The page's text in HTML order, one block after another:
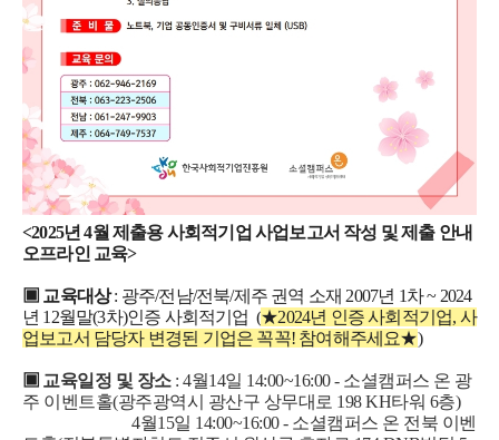
<2025년 4월 제출용 사회적기업 사업보고서 작성 및 제출 안내
오프라인 교육>
▣ 교육대상: 광주/전남/전북/제주 권역 소재 2007년 1차 ~ 2024
년 12월말(3차)인증 사회적기업 (★2024년 인증 사회적기업, 사
업보고서 담당자 변경된 기업은 꼭꼭! 참여해주세요★)
▣ 교육일정 및 장소: 4월14일 14:00~16:00 - 소셜캠퍼스 온 광
주 이벤트홀(광주광역시 광산구 상무대로 198 KH타워 6층)
4월15일 14:00~16:00 - 소셜캠퍼스 온 전북 이벤